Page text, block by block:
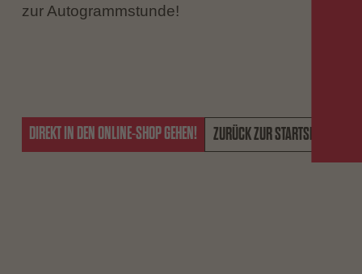
zur Autogrammstunde!
DIREKT IN DEN ONLINE-SHOP GEHEN! ZURÜCK ZUR STARTSEITE